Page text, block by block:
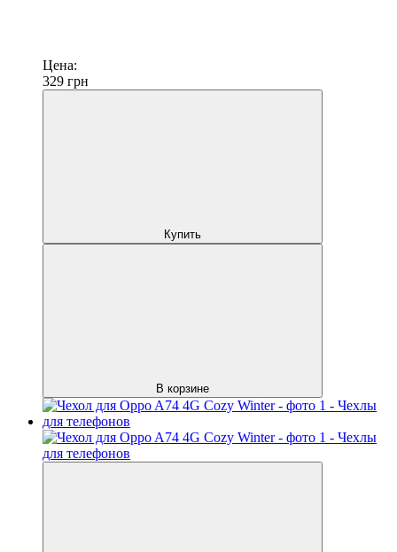
Цена:
329 грн
Купить
В корзине